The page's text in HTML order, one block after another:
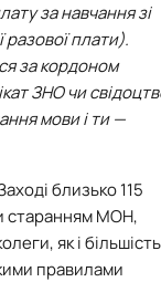
за навчання зі
разової плати).
за кордоном
ЗНО чи
мови і ти —
близько 115
стараннямМОН,
як і більшість
правилами